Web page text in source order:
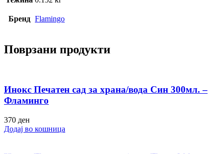
Бренд Flamingo
Поврзани продукти
Инокс Печатен сад за храна/вода Син 300мл. –
Фламинго
370 ден
Додај во кошница